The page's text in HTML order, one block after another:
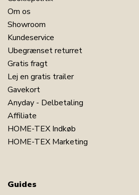
Om os
Showroom
Kundeservice
Ubegrænset returret
Gratis fragt
Lej en gratis trailer
Gavekort
Anyday - Delbetaling
Affiliate
HOME-TEX Indkøb
HOME-TEX Marketing
Guides